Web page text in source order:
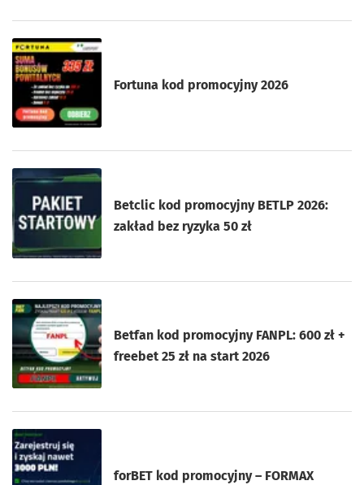
Fortuna kod promocyjny 2026
Betclic kod promocyjny BETLP 2026:
zakład bez ryzyka 50 zł
Betfan kod promocyjny FANPL: 600 zł +
freebet 25 zł na start 2026
forBET kod promocyjny – FORMAX